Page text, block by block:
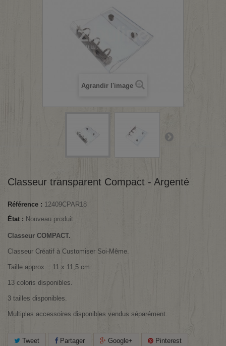
Agrandir l'image
Classeur transparent Compact - Argenté
Référence : 12409CPAR18
État : Nouveau produit
Classeur COMPACT.
Classeur Créatif à Customiser Soi-Même.
Taille approx. : 11 x 11,5 cm.
13 coloris disponibles.
3 tailles disponibles.
Multiples accessoires disponibles vendus séparément.
Tweet Partager Google+ Pinterest